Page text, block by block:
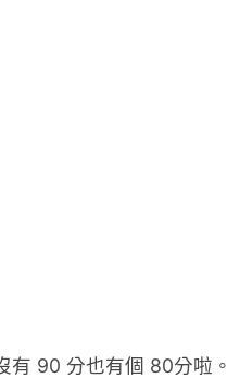
有 90 分也有個 80分啦。